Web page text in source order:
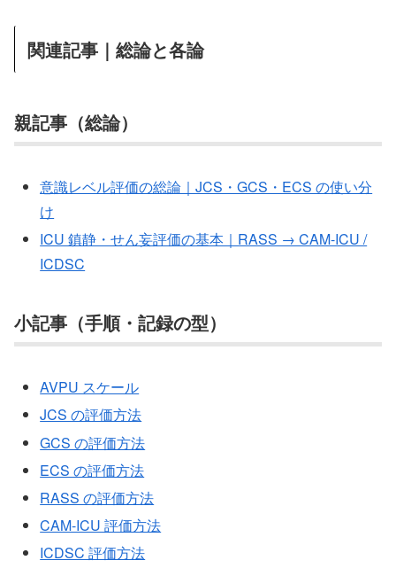
関連記事｜総論と各論
親記事（総論）
意識レベル評価の総論｜JCS・GCS・ECS の使い分
け
ICU 鎮静・せん妄評価の基本｜RASS → CAM-ICU /
ICDSC
小記事（手順・記録の型）
AVPU スケール
JCS の評価方法
GCS の評価方法
ECS の評価方法
RASS の評価方法
CAM-ICU 評価方法
ICDSC 評価方法